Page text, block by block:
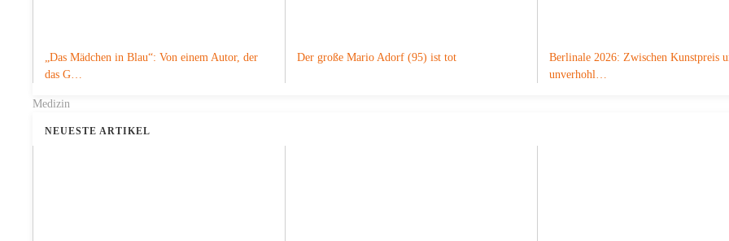
„Das Mädchen in Blau“: Von einem Autor, der
das G…
Der große Mario Adorf (95) ist tot
Berlinale 2026: Zwischen Kunstpreis
unverhohl…
Medizin
NEUESTE ARTIKEL